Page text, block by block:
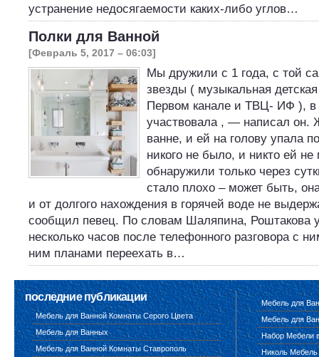
устранение недосягаемости каких-либо углов…
Полки для Ванной
[Февраль 5, 2017 – 06:03]
Мы дружили с 1 года, с той
звезды ( музыкальная
Первом канале и ТВЦ- ИФ ), в
участвовала , — написал он.
ванне, и ей на голову упала
никого не было, и никто ей
обнаружили только через
стало плохо – может быть,
и от долгого нахождения в горячей воде не
сообщил певец. По словам Шаляпина, Роштакова
несколько часов после телефонного разговора с
ним планами переехать в…
последние публикации
Мебель для Ванной Комнаты Серого Цвета
Мебель для Ванных
Мебель для Ванной Комнаты Ставрополь
Мебель для
Мебель для
Набор Мебели
Николь